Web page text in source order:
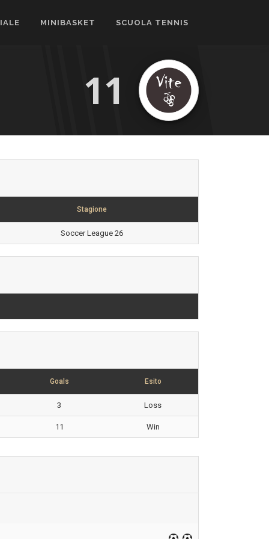
MINIBASKET SCUOLA TENNIS
11
Stagione
Soccer League 26
Goals Esito
3 Loss
11 Win